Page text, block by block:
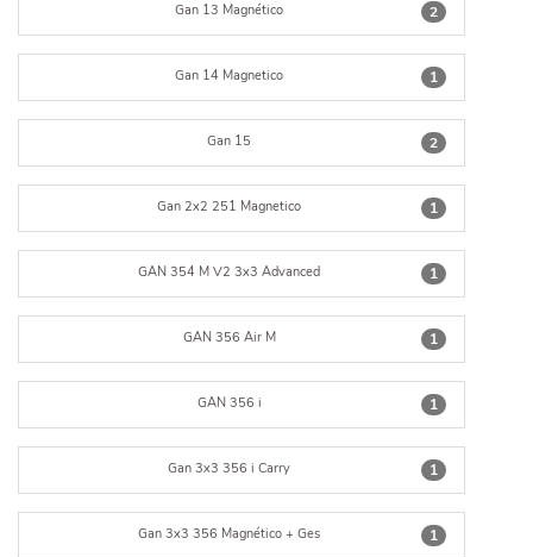
2
Gan 13 Magnético
1
Gan 14 Magnetico
2
Gan 15
1
Gan 2x2 251 Magnetico
1
GAN 354 M V2 3x3 Advanced
1
GAN 356 Air M
1
GAN 356 i
1
Gan 3x3 356 i Carry
1
Gan 3x3 356 Magnético + Ges